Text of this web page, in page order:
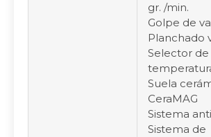
gr. /min.
Golpe de
Planchado
Selector de
Suela
CeraMAG
Sistema
Sistema de